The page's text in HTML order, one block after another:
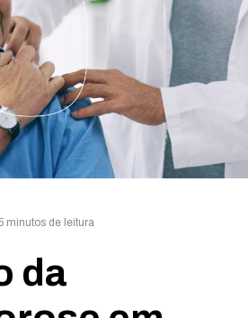
minutos de leitura
da